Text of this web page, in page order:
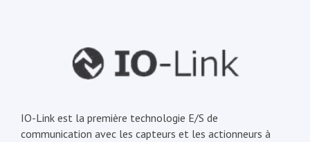
IO-Link est la première technologie E/S de
communication avec les capteurs et les actionneurs à